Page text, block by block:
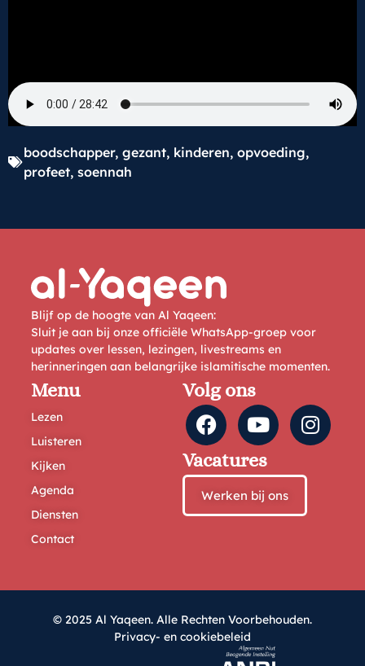
boodschapper, gezant, kinderen, opvoeding,
profeet, soennah
Blijf op de hoogte van Al Yaqeen:
Sluit je aan bij onze officiële WhatsApp-groep voor
updates over lessen, lezingen, livestreams en
herinneringen aan belangrijke islamitische momenten.
Menu
Lezen
Luisteren
Kijken
Agenda
Diensten
Contact
Volg ons
Vacatures
Werken bij ons
© 2025 Al Yaqeen. Alle Rechten Voorbehouden.
Privacy- en cookiebeleid